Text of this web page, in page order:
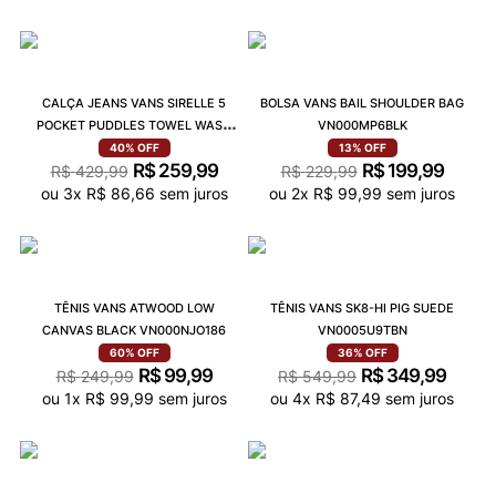
CALÇA JEANS VANS SIRELLE 5
POCKET PUDDLES TOWEL WASH
VN000MB5F2D
40% OFF
R$ 429,99 R$ 259,99
ou 3x R$ 86,66 sem juros
BOLSA VANS BAIL SHOULDER BAG
VN000MP6BLK
13% OFF
R$ 229,99 R$ 199,99
ou 2x R$ 99,99 sem juros
TÊNIS VANS ATWOOD LOW
CANVAS BLACK VN000NJO186
60% OFF
R$ 249,99 R$ 99,99
ou 1x R$ 99,99 sem juros
TÊNIS VANS SK8-HI PIG SUEDE
VN0005U9TBN
36% OFF
R$ 549,99 R$ 349,99
ou 4x R$ 87,49 sem juros